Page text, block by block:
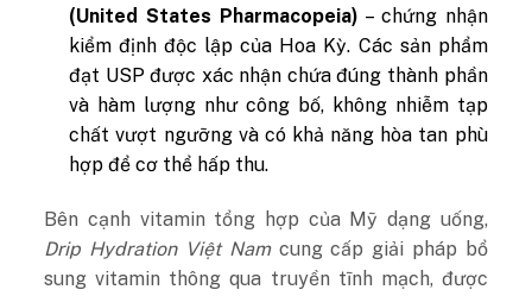
(United States Pharmacopeia) – chứng nhận
kiểm định độc lập của Hoa Kỳ. Các sản phẩm
đạt USP được xác nhận chứa đúng thành phần
và hàm lượng như công bố, không nhiễm tạp
chất vượt ngưỡng và có khả năng hòa tan phù
hợp để cơ thể hấp thu.
Bên cạnh vitamin tổng hợp của Mỹ dạng uống,
Drip Hydration Việt Nam cung cấp giải pháp bổ
sung vitamin thông qua truyền tĩnh mạch, được